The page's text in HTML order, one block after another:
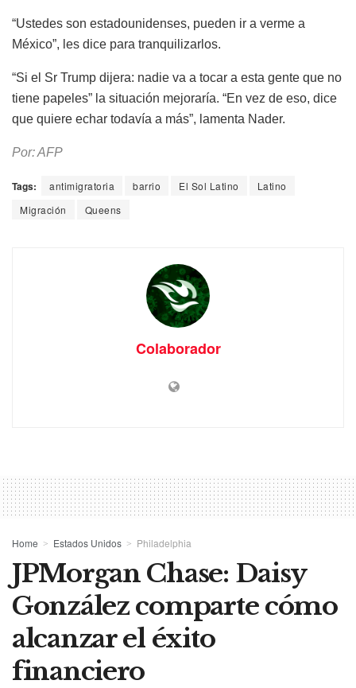
“Ustedes son estadounidenses, pueden ir a verme a
México”, les dice para tranquilizarlos.
“Si el Sr Trump dijera: nadie va a tocar a esta gente que no
tiene papeles” la situación mejoraría. “En vez de eso, dice
que quiere echar todavía a más”, lamenta Nader.
Por: AFP
Tags: antimigratoria barrio El Sol Latino
Latino
Migración
Queens
Colaborador
Home Estados Unidos Philadelphia
JPMorgan Chase: Daisy
González comparte cómo
alcanzar el éxito
financiero